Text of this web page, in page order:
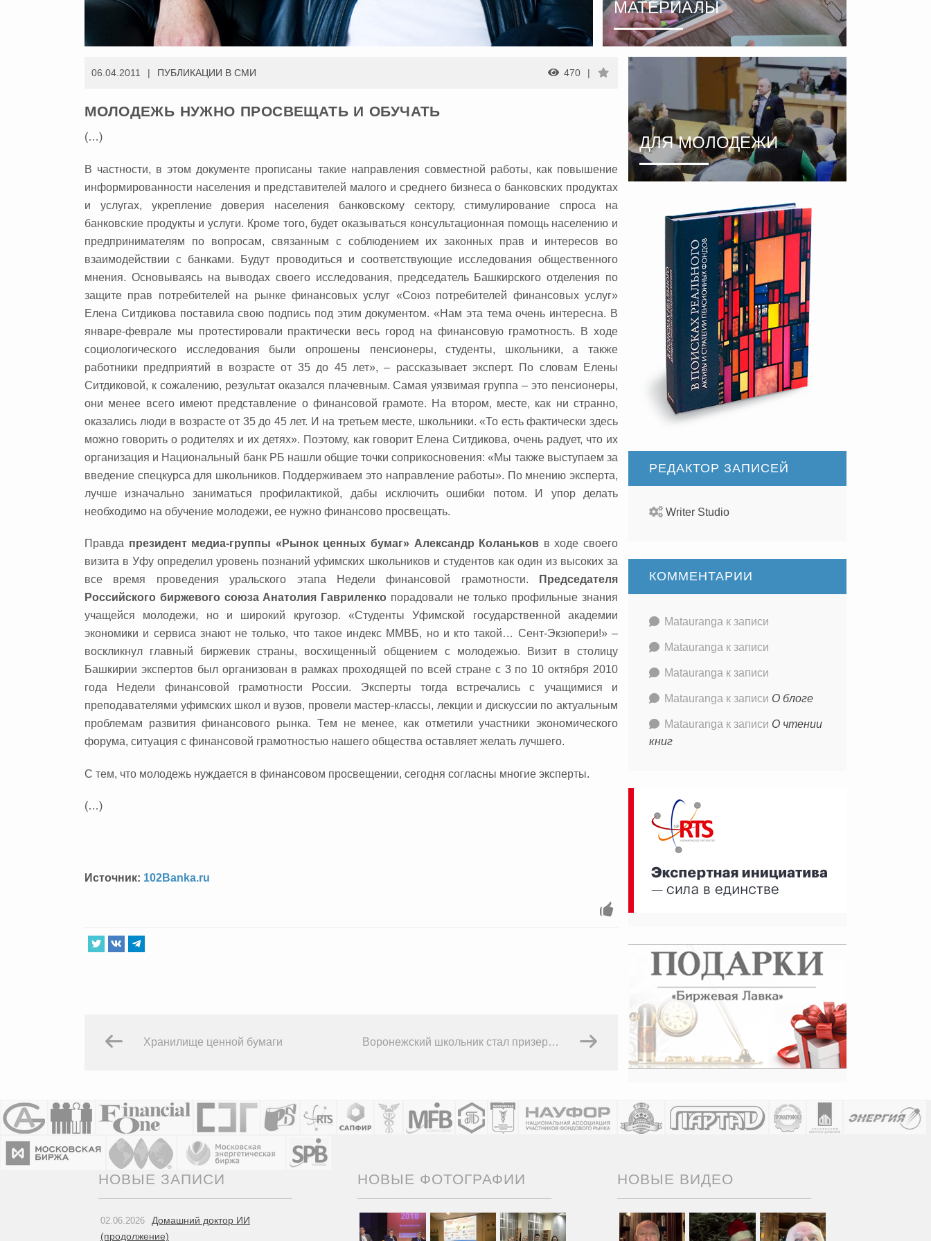
МАТЕРИАЛЫ
06.04.2011 ПУБЛИКАЦИИ В СМИ 470
МОЛОДЕЖЬ НУЖНО ПРОСВЕЩАТЬ И ОБУЧАТЬ
(…)
В частности, в этом документе прописаны такие направления совместной работы, как повышение
информированности населения и представителей малого и среднего бизнеса о банковских продуктах
и услугах, укрепление доверия населения банковскому сектору, стимулирование спроса на
банковские продукты и услуги. Кроме того, будет оказываться консультационная помощь населению и
предпринимателям по вопросам, связанным с соблюдением их законных прав и интересов во
взаимодействии с банками. Будут проводиться и соответствующие исследования общественного
мнения. Основываясь на выводах своего исследования, председатель Башкирского отделения по
защите прав потребителей на рынке финансовых услуг «Союз потребителей финансовых услуг»
Елена Ситдикова поставила свою подпись под этим документом. «Нам эта тема очень интересна. В
январе-феврале мы протестировали практически весь город на финансовую грамотность. В ходе
социологического исследования были опрошены пенсионеры, студенты, школьники, а также
работники предприятий в возрасте от 35 до 45 лет», – рассказывает эксперт. По словам Елены
Ситдиковой, к сожалению, результат оказался плачевным. Самая уязвимая группа – это пенсионеры,
они менее всего имеют представление о финансовой грамоте. На втором, месте, как ни странно,
оказались люди в возрасте от 35 до 45 лет. И на третьем месте, школьники. «То есть фактически здесь
можно говорить о родителях и их детях». Поэтому, как говорит Елена Ситдикова, очень радует, что их
организация и Национальный банк РБ нашли общие точки соприкосновения: «Мы также выступаем за
введение спецкурса для школьников. Поддерживаем это направление работы». По мнению эксперта,
лучше изначально заниматься профилактикой, дабы исключить ошибки потом. И упор делать
необходимо на обучение молодежи, ее нужно финансово просвещать.
Правда президент медиа-группы «Рынок ценных бумаг» Александр Коланьков в ходе своего
визита в Уфу определил уровень познаний уфимских школьников и студентов как один из высоких за
все время проведения уральского этапа Недели финансовой грамотности. Председателя
Российского биржевого союза Анатолия Гавриленко порадовали не только профильные знания
учащейся молодежи, но и широкий кругозор. «Студенты Уфимской государственной академии
экономики и сервиса знают не только, что такое индекс ММВБ, но и кто такой… Сент-Экзюпери!» –
воскликнул главный биржевик страны, восхищенный общением с молодежью. Визит в столицу
Башкирии экспертов был организован в рамках проходящей по всей стране с 3 по 10 октября 2010
года Недели финансовой грамотности России. Эксперты тогда встречались с учащимися и
преподавателями уфимских школ и вузов, провели мастер-классы, лекции и дискуссии по актуальным
проблемам развития финансового рынка. Тем не менее, как отметили участники экономического
форума, ситуация с финансовой грамотностью нашего общества оставляет желать лучшего.
С тем, что молодежь нуждается в финансовом просвещении, сегодня согласны многие эксперты.
(…)
Источник: 102Banka.ru
Хранилище ценной бумаги Воронежский школьник стал призером Всероссийской олимпиады
ДЛЯ МОЛОДЕЖИ
РЕДАКТОР ЗАПИСЕЙ
Writer Studio
КОММЕНТАРИИ
Matauranga к записи
Matauranga к записи
Matauranga к записи
Matauranga к записи О блоге
Matauranga к записи О чтении
книг
НОВЫЕ ЗАПИСИ
02.06.2026
Домашний доктор ИИ
(продолжение)
НОВЫЕ ФОТОГРАФИИ НОВЫЕ ВИДЕО